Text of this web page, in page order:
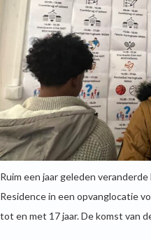
Ruim een jaar geleden
Residence in een opvanglocatie
tot en met 17 jaar. De komst van